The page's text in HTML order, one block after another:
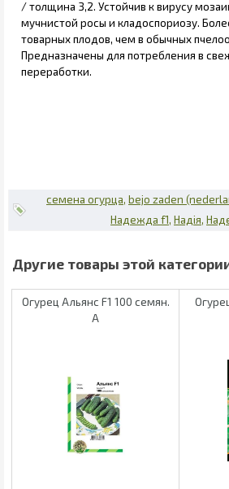
/ толщина 3,2. Устойчив к вирусу
мучнистой росы и кладоспориозу.
товарных плодов, чем в обычных
Предназначены для потребления в
переработки.
семена огурца bejo zaden
Надежда f1 Надія
Огурец Альянс F1 100 семян.
А